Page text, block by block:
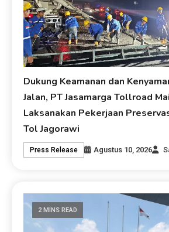
Dukung Keamanan dan
Jalan, PT Jasamarga Tollroad
Laksanakan Pekerjaan
Tol Jagorawi
Press Release Agustus 10, 2026
2 MINS READ